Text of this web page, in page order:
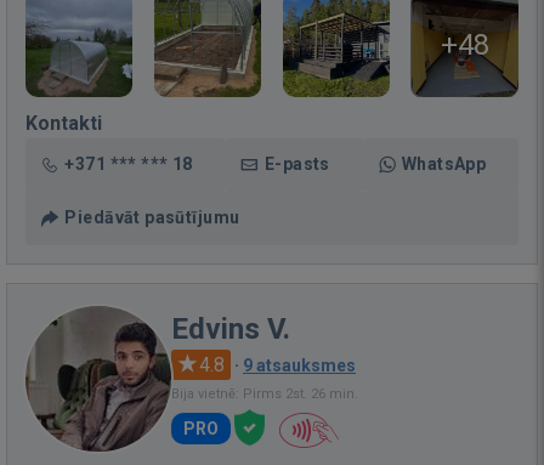
+48
Kontakti
+371 *** *** 18 E-pasts WhatsApp
Piedāvāt pasūtījumu
Edvins V.
4.8 · 9 atsauksmes
Bija vietnē: Pirms 2st. 26 min.
PRO